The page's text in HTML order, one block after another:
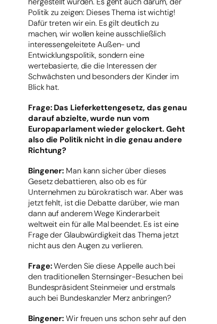
Politik zu zeigen: Dieses Thema ist wichtig!
Dafür treten wir ein. Es gilt deutlich zu
machen, wir wollen keine ausschließlich
interessengeleitete Außen- und
Entwicklungspolitik, sondern eine
wertebasierte, die die Interessen der
Schwächsten und besonders der Kinder im
Blick hat.
Frage: Das Lieferkettengesetz, das genau
darauf abzielte, wurde nun vom
Europaparlament wieder gelockert. Geht
also die Politik nicht in die genau andere
Richtung?
Bingener: Man kann sicher über dieses
Gesetz debattieren, also ob es für
Unternehmen zu bürokratisch war. Aber was
jetzt fehlt, ist die Debatte darüber, wie man
dann auf anderem Wege Kinderarbeit
weltweit ein für alle Mal beendet. Es ist eine
Frage der Glaubwürdigkeit das Thema jetzt
nicht aus den Augen zu verlieren.
Frage:Werden Sie diese Appelle auch bei
den traditionellen Sternsinger-Besuchen bei
Bundespräsident Steinmeier und erstmals
auch bei Bundeskanzler Merz anbringen?
Bingener:Wir freuen uns schon sehr auf den